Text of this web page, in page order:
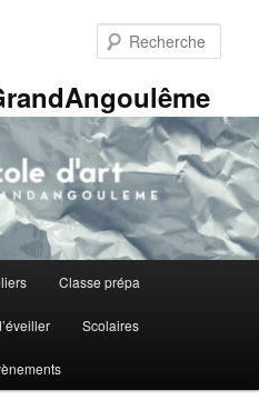
Classe prépa
Scolaires